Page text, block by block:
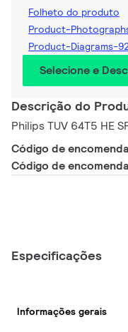
Folheto do produto
Product-
Product-Diagrams-
Selecione e
Descrição do
Philips TUV 64T5 HE
Código de
Código de
Especificações
Informações gerais